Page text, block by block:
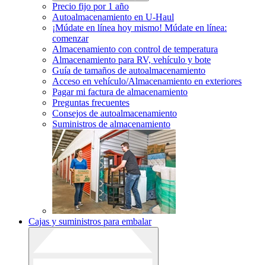
Precio fijo por 1 año
Autoalmacenamiento en U-Haul
¡Múdate en línea hoy mismo! Múdate en línea:
comenzar
Almacenamiento con control de temperatura
Almacenamiento para RV, vehículo y bote
Guía de tamaños de autoalmacenamiento
Acceso en vehículo/Almacenamiento en exteriores
Pagar mi factura de almacenamiento
Preguntas frecuentes
Consejos de autoalmacenamiento
Suministros de almacenamiento
Cajas y suministros para embalar